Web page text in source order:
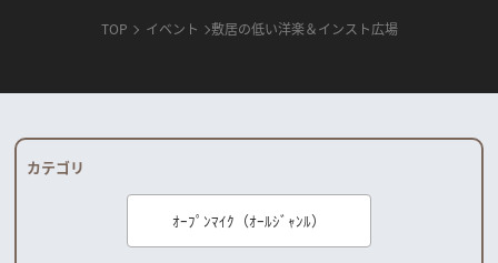
TOP イベント 敷居の低い洋楽＆インスト広場
カテゴリ
ｵｰﾌﾟﾝﾏｲｸ（ｵｰﾙｼﾞｬﾝﾙ）